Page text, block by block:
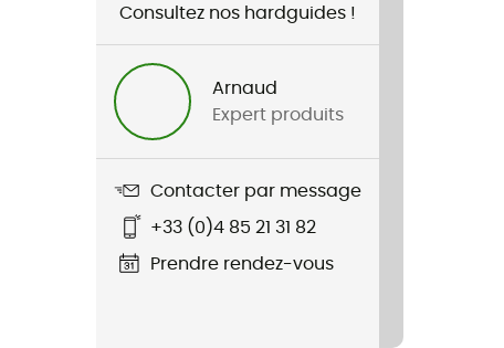
Consultez nos hardguides !
Arnaud
Expert produits
Contacter par message
+33 (0)4 85 21 31 82
Prendre rendez-vous